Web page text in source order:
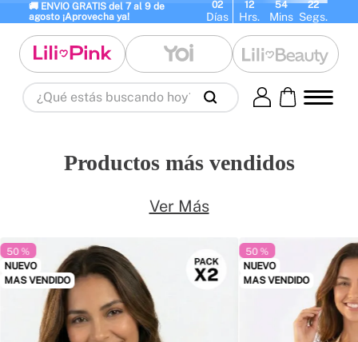
🚚 ENVIO GRATIS del 7 al 9 de
agosto ¡Aprovecha ya!
02
Días
12
Hrs.
54
Mins
20
Segs.
¿Qué estás buscando hoy?
termo 5. splashs 6. body
perfumes
Productos más vendidos
Ver Más
50 %
NUEVO
MAS VENDIDO
50 %
NUEVO
MAS VENDIDO